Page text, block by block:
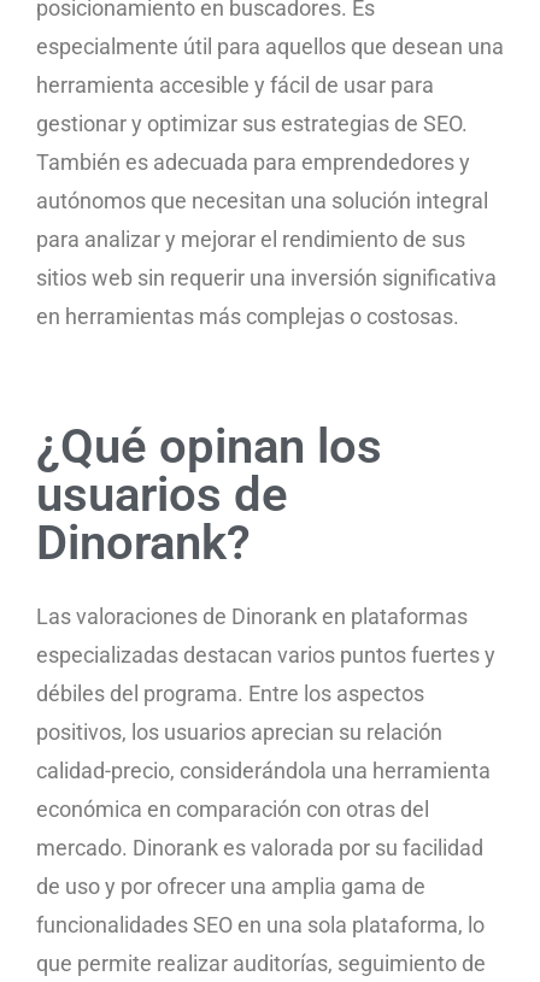
posicionamiento en buscadores. Es
especialmente útil para aquellos que desean una
herramienta accesible y fácil de usar para
gestionar y optimizar sus estrategias de SEO.
También es adecuada para emprendedores y
autónomos que necesitan una solución integral
para analizar y mejorar el rendimiento de sus
sitios web sin requerir una inversión significativa
en herramientas más complejas o costosas.
¿Qué opinan los
usuarios de
Dinorank?
Las valoraciones de Dinorank en plataformas
especializadas destacan varios puntos fuertes y
débiles del programa. Entre los aspectos
positivos, los usuarios aprecian su relación
calidad-precio, considerándola una herramienta
económica en comparación con otras del
mercado. Dinorank es valorada por su facilidad
de uso y por ofrecer una amplia gama de
funcionalidades SEO en una sola plataforma, lo
que permite realizar auditorías, seguimiento de